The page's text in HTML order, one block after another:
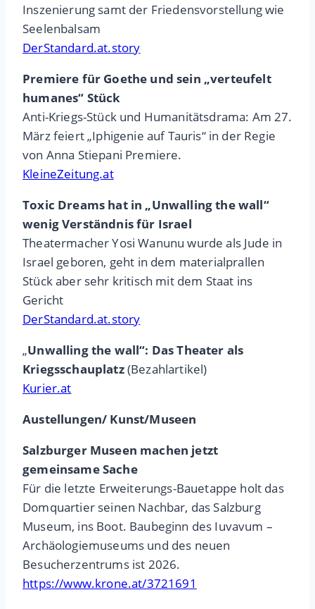
Inszenierung samt der Friedensvorstellung wie
Seelenbalsam
DerStandard.at.story
Premiere für Goethe und sein „verteufelt
humanes“ Stück
Anti-Kriegs-Stück und Humanitätsdrama: Am 27.
März feiert „Iphigenie auf Tauris“ in der Regie
von Anna Stiepani Premiere.
KleineZeitung.at
Toxic Dreams hat in „Unwalling the wall“
wenig Verständnis für Israel
Theatermacher Yosi Wanunu wurde als Jude in
Israel geboren, geht in dem materialprallen
Stück aber sehr kritisch mit dem Staat ins
Gericht
DerStandard.at.story
„Unwalling the wall“: Das Theater als
Kriegsschauplatz(Bezahlartikel)
Kurier.at
Austellungen/ Kunst/Museen
Salzburger Museen machen jetzt
gemeinsame Sache
Für die letzte Erweiterungs-Bauetappe holt das
Domquartier seinen Nachbar, das Salzburg
Museum, ins Boot. Baubeginn des Iuvavum –
Archäologiemuseums und des neuen
Besucherzentrums ist 2026.
https://www.krone.at/3721691